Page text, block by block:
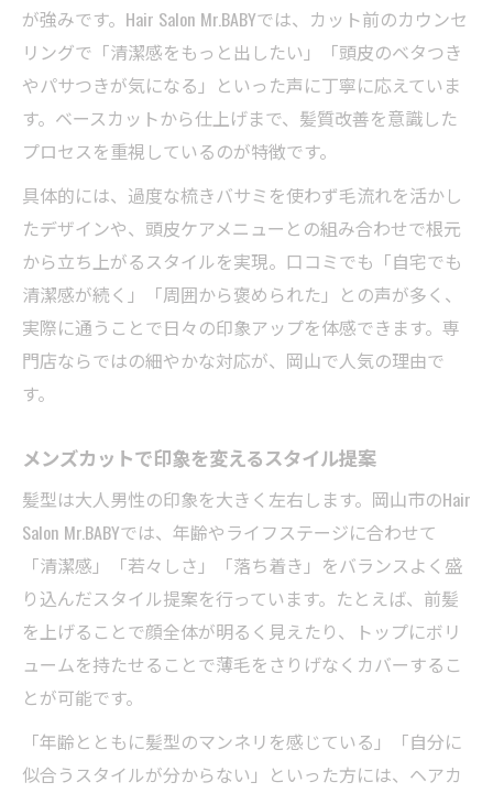
が強みです。Hair Salon Mr.BABYでは、カット前のカウンセ
リングで「清潔感をもっと出したい」「頭皮のベタつき
やパサつきが気になる」といった声に丁寧に応えていま
す。ベースカットから仕上げまで、髪質改善を意識した
プロセスを重視しているのが特徴です。
具体的には、過度な梳きバサミを使わず毛流れを活かし
たデザインや、頭皮ケアメニューとの組み合わせで根元
から立ち上がるスタイルを実現。口コミでも「自宅でも
清潔感が続く」「周囲から褒められた」との声が多く、
実際に通うことで日々の印象アップを体感できます。専
門店ならではの細やかな対応が、岡山で人気の理由で
す。
メンズカットで印象を変えるスタイル提案
髪型は大人男性の印象を大きく左右します。岡山市のHair
Salon Mr.BABYでは、年齢やライフステージに合わせて
「清潔感」「若々しさ」「落ち着き」をバランスよく盛
り込んだスタイル提案を行っています。たとえば、前髪
を上げることで顔全体が明るく見えたり、トップにボリ
ュームを持たせることで薄毛をさりげなくカバーするこ
とが可能です。
「年齢とともに髪型のマンネリを感じている」「自分に
似合うスタイルが分からない」といった方には、ヘアカ